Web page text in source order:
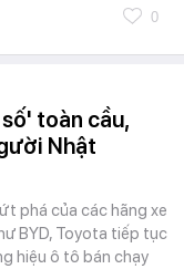
0
toàn cầu,
Nhật
phá của các hãng xe
BYD, Toyota tiếp tục
hiệu ô tô bán chạy